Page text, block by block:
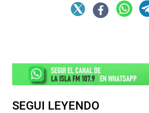
SEGUI LEYENDO